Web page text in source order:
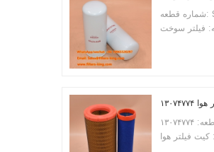
شماره قطعه: SP212799
فیلتر سوخت
شماره قطعه: ۱۳۰۷۴۷۷۴
فیلتر هوا